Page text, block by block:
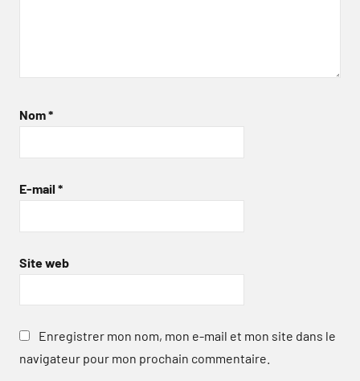
Nom*
E-mail *
Site web
Enregistrer mon nom, mon e-mail et mon site dans le
navigateur pour mon prochain commentaire.